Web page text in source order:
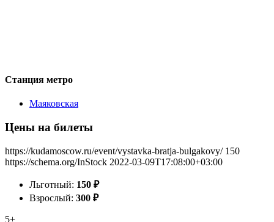
Станция метро
Маяковская
Цены на билеты
https://kudamoscow.ru/event/vystavka-bratja-bulgakovy/ 150
https://schema.org/InStock 2022-03-09T17:08:00+03:00
Льготный: 150 ₽
Взрослый: 300 ₽
5+